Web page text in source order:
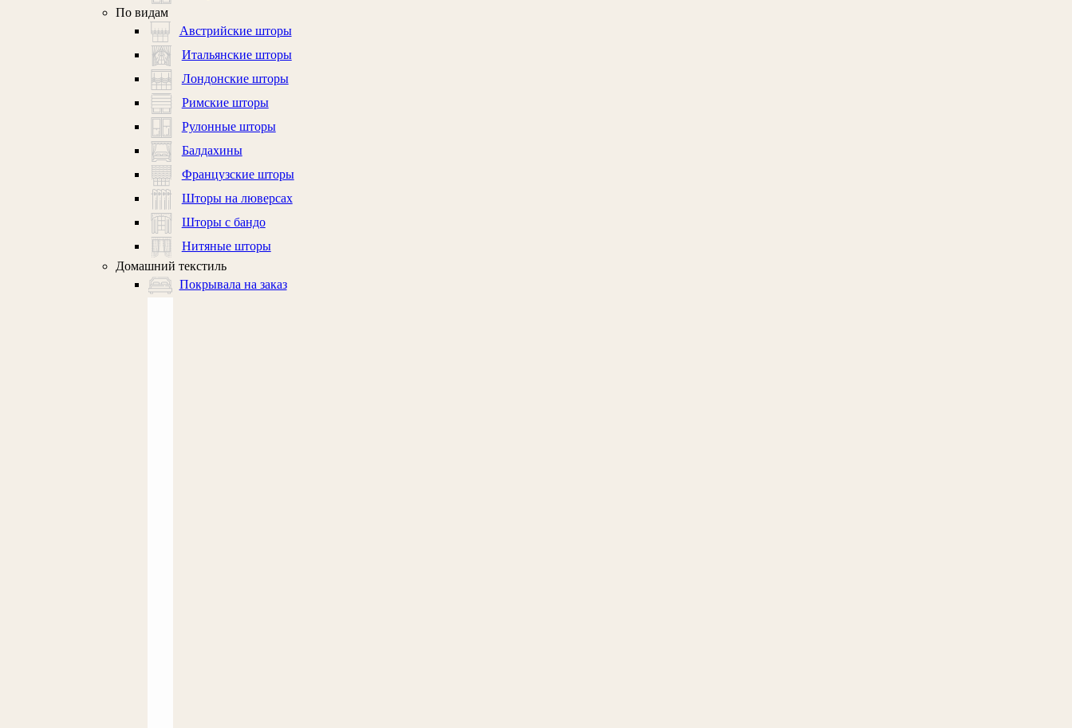
По видам
Австрийские шторы
Итальянские шторы
Лондонские шторы
Римские шторы
Рулонные шторы
Балдахины
Французские шторы
Шторы на люверсах
Шторы с бандо
Нитяные шторы
Домашний текстиль
Покрывала на заказ